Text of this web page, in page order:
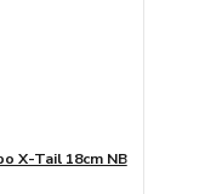
X-Tail 18cm NB